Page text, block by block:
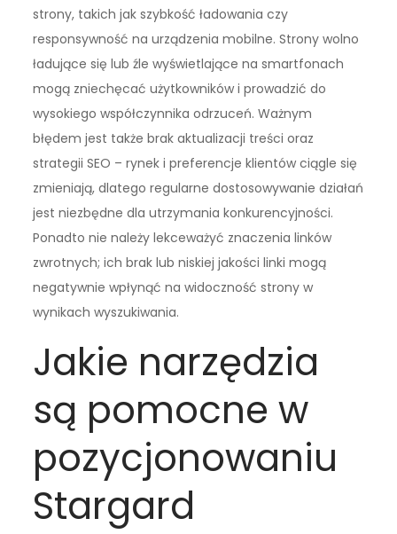
strony, takich jak szybkość ładowania czy
responsywność na urządzenia mobilne. Strony wolno
ładujące się lub źle wyświetlające na smartfonach
mogą zniechęcać użytkowników i prowadzić do
wysokiego współczynnika odrzuceń. Ważnym
błędem jest także brak aktualizacji treści oraz
strategii SEO – rynek i preferencje klientów ciągle się
zmieniają, dlatego regularne dostosowywanie działań
jest niezbędne dla utrzymania konkurencyjności.
Ponadto nie należy lekceważyć znaczenia linków
zwrotnych; ich brak lub niskiej jakości linki mogą
negatywnie wpłynąć na widoczność strony w
wynikach wyszukiwania.
Jakie narzędzia
są pomocne w
pozycjonowaniu
Stargard